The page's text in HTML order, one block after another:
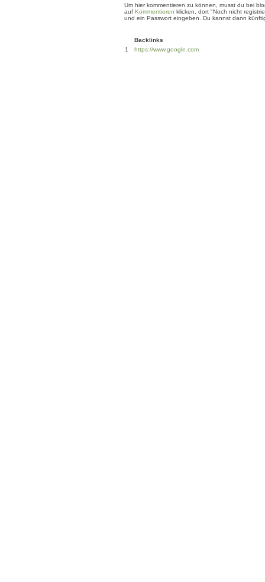
Um hier kommentieren zu können, musst du bei
auf Kommentieren klicken, dort "Noch nicht
und ein Passwort eingeben. Du kannst dann
Backlinks
1
https://www.google.com